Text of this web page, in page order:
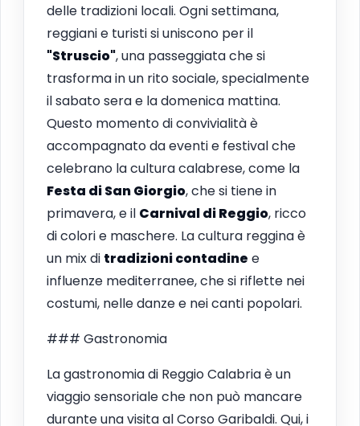
delle tradizioni locali. Ogni settimana,
reggiani e turisti si uniscono per il
"Struscio", una passeggiata che si
trasforma in un rito sociale, specialmente
il sabato sera e la domenica mattina.
Questo momento di convivialità è
accompagnato da eventi e festival che
celebrano la cultura calabrese, come la
Festa di San Giorgio, che si tiene in
primavera, e il Carnival di Reggio, ricco
di colori e maschere. La cultura reggina è
un mix di tradizioni contadine e
influenze mediterranee, che si riflette nei
costumi, nelle danze e nei canti popolari.
### Gastronomia
La gastronomia di Reggio Calabria è un
viaggio sensoriale che non può mancare
durante una visita al Corso Garibaldi. Qui, i